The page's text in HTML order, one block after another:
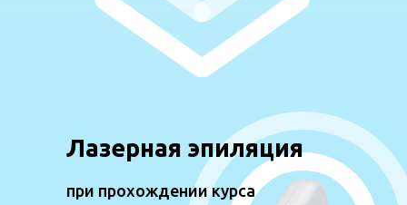
Лазерная эпиляция
при прохождении курса